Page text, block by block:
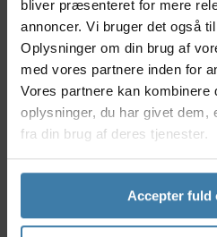
bliver præsenteret for mere
annoncer. Vi bruger det også
Oplysninger om din brug af
med vores partnere inden for
Vores partnere kan kombinere
oplysninger, du har givet dem,
fra din brug af deres tjenester.
Accepter fuld
Modelår 2017
11 tands pulleyhjul
Anbefalet kæde:
Maksimal tand
må ikke overstige 16
på 36 tænder så må
på 52 tænder
Total kapacitet på
forskellen på antallet af
det mindste tandhjul
i bag og trækker fra